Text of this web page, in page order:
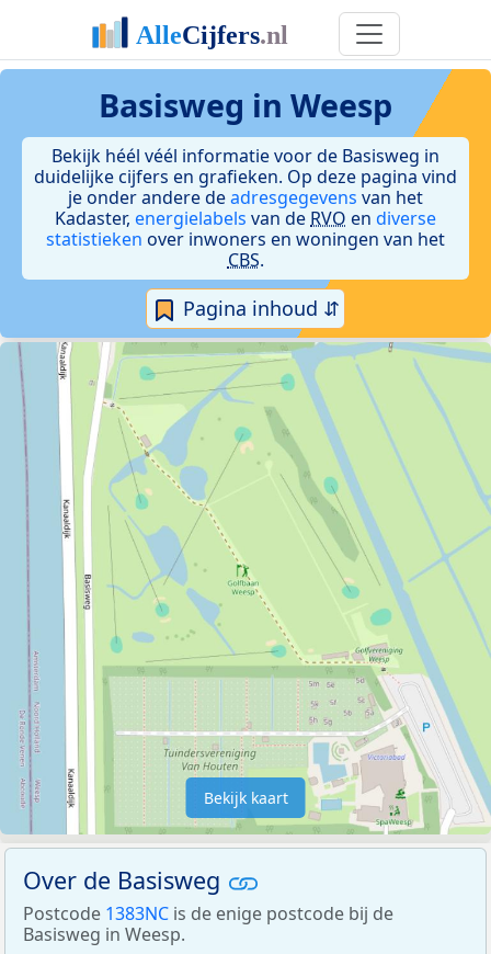
Basisweg in Weesp
Bekijk héél véél informatie voor de Basisweg in
duidelijke cijfers en grafieken. Op deze pagina vind
je onder andere deadresgegevens van het
Kadaster, energielabels van de RVO en diverse
statistieken over inwoners en woningen van het
CBS.
Pagina inhoud ⇵
Bekijk kaart
Over de Basisweg
Postcode 1383NC is de enige postcode bij de
Basisweg in Weesp.